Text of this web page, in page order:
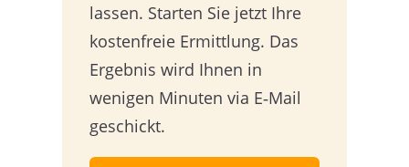
lassen. Starten Sie jetzt Ihre
kostenfreie Ermittlung. Das
Ergebnis wird Ihnen in
wenigen Minuten via E‑Mail
geschickt.